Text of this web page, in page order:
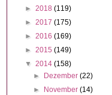
► 2018 (119)
► 2017 (175)
► 2016 (169)
► 2015 (149)
▼ 2014 (158)
►
Dezember(22)
►
November(14)